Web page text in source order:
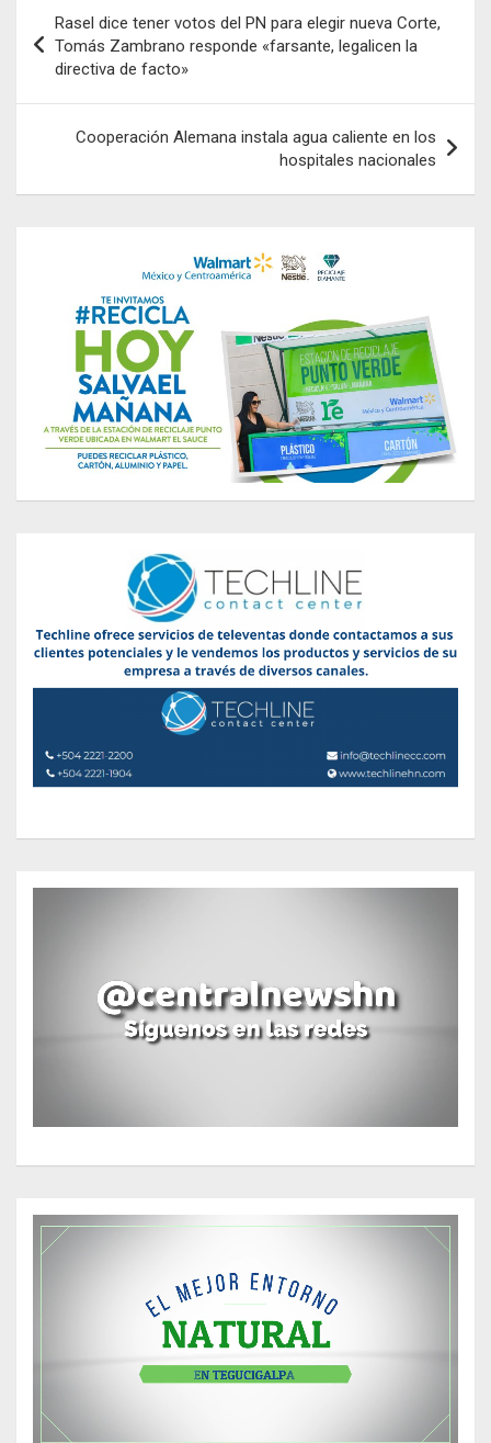
de
entradas
Rasel dice tener votos del PN para elegir nueva Corte,
Tomás Zambrano responde «farsante, legalicen la
directiva de facto»
Cooperación Alemana instala agua caliente en los
hospitales nacionales